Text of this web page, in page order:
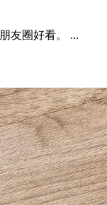
友圈好看。 ...